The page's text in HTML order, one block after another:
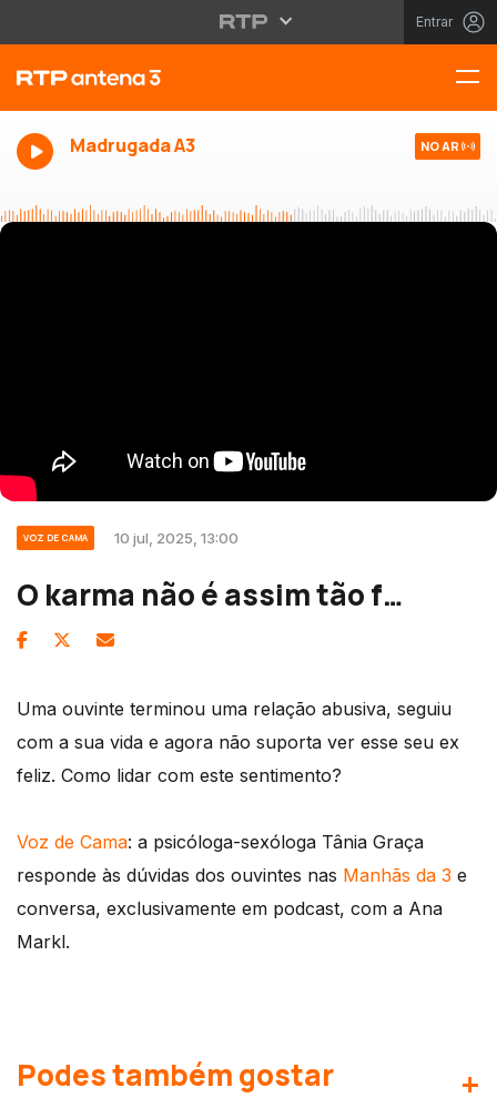
Entrar
Madrugada A3 NO AR
VOZ DE CAMA 10 jul, 2025, 13:00
O karma não é assim tão f…
Uma ouvinte terminou uma relação abusiva, seguiu
com a sua vida e agora não suporta ver esse seu ex
feliz. Como lidar com este sentimento?
Voz de Cama: a psicóloga-sexóloga Tânia Graça
responde às dúvidas dos ouvintes nas Manhãs da 3 e
conversa, exclusivamente em podcast, com a Ana
Markl.
Podes também gostar +